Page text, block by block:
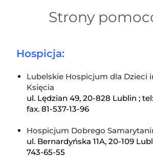
Strony
Hospicja:
Lubelskie Hospicjum dla Dzieci
Księcia
ul. Lędzian 49, 20-828 Lublin ; tel:
fax. 81-537-13-96
Hospicjum Dobrego
ul. Bernardyńska 11A, 20-109
743-65-55